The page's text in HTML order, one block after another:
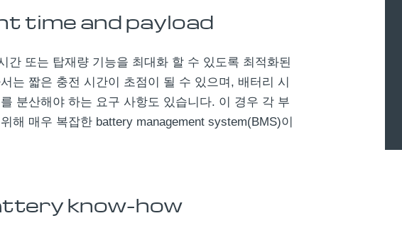
time and payload
간 또는 탑재량 기능을 최대화 할 수 있도록 최적화된
는 짧은 충전 시간이 초점이 될 수 있으며, 배터리 시
분산해야 하는 요구 사항도 있습니다. 이 경우 각 부
해 매우 복잡한 battery management system(BMS)이
know-how